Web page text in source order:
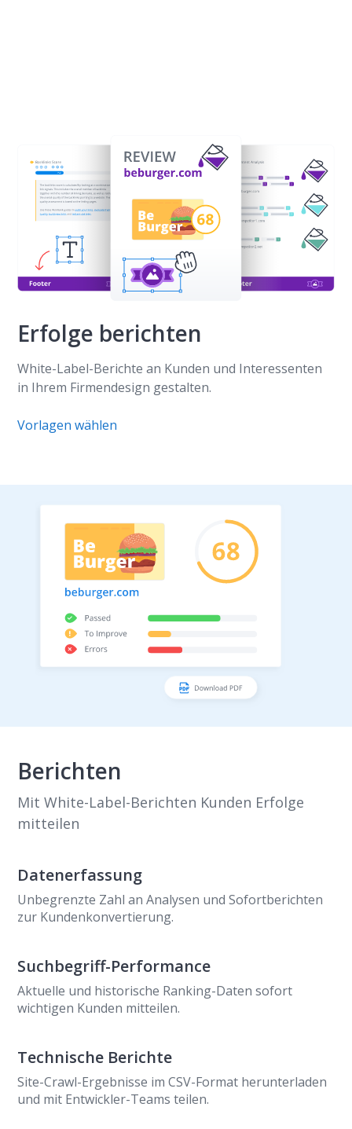
Erfolge berichten
White-Label-Berichte an Kunden und Interessenten
in Ihrem Firmendesign gestalten.
Vorlagen wählen
Berichten
Mit White-Label-Berichten Kunden Erfolge
mitteilen
Datenerfassung
Unbegrenzte Zahl an Analysen und Sofortberichten
zur Kundenkonvertierung.
Suchbegriff-Performance
Aktuelle und historische Ranking-Daten sofort
wichtigen Kunden mitteilen.
Technische Berichte
Site-Crawl-Ergebnisse im CSV-Format herunterladen
und mit Entwickler-Teams teilen.